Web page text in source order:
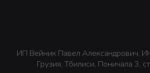
ИП Вейник Павел Александрович,
Грузия, Тбилиси, Поничала 3,